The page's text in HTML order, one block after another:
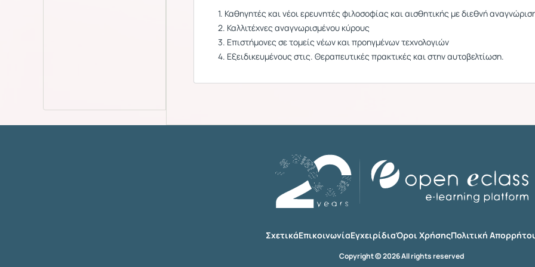
1. Καθηγητές και νέοι ερευνητές φιλοσοφίας και αισθητικής με διεθνή
2. Καλλιτέχνες αναγνωρισμένου κύρους
3. Επιστήμονες σε τομείς νέων και προηγμένων τεχνολογιών
4. Εξειδικευμένους στις. Θεραπευτικές πρακτικές και στην αυτοβελτίωση.
ΣχετικάΕπικοινωνίαΕγχειρίδιαΌροι ΧρήσηςΠολιτική
Copyright © 2026 All rights reserved